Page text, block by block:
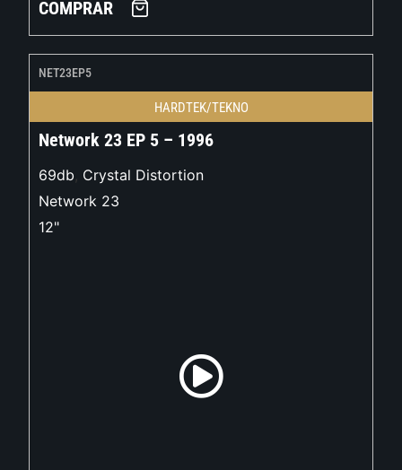
COMPRAR
NET23EP5
HARDTEK/TEKNO
Network 23 EP 5 – 1996
69db, Crystal Distortion
Network 23
12"